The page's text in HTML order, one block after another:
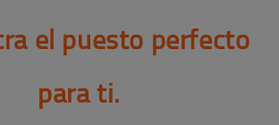
el puesto perfecto
para ti.